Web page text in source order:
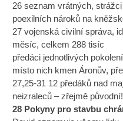
26 seznam vrátných,
poexilních nároků na
27 vojenská civilní správa,
měsíc, celkem 288 tisíc
předáci jednotlivých
místo nich kmen Áronův,
27,25-31 12 předáků nad
neizraleců – zřejmě původní!
28 Pokyny pro stavbu